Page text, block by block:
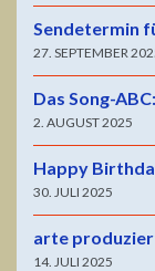
Sendetermin
27. SEPTEMBER
Das Song-
2. AUGUST 2025
Happy
30. JULI 2025
arte
14. JULI 2025